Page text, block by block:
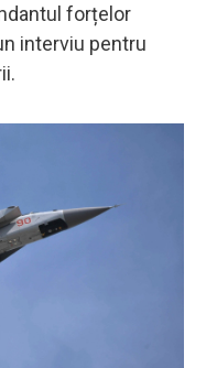
forțelor
interviu pentru